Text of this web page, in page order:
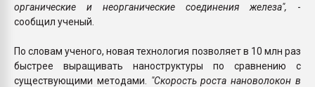
органические и неорганические соединения железа", -
сообщил ученый.
По словам ученого, новая технология позволяет в 10 млн раз
быстрее выращивать наноструктуры по сравнению с
существующими методами. "Скорость роста нановолокон в